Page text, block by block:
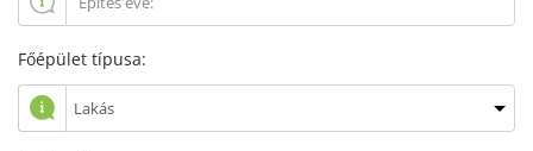
Főépület típusa: